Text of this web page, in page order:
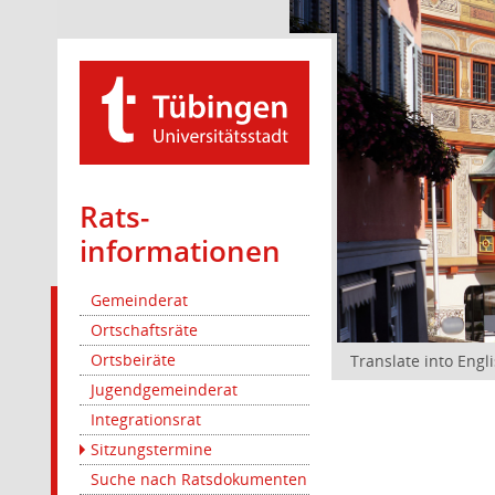
Rats­
informationen
Gemeinderat
Ortschaftsräte
Ortsbeiräte
Jugendgemeinderat
Integrationsrat
Sitzungstermine
Suche nach Ratsdokumenten
Translate into